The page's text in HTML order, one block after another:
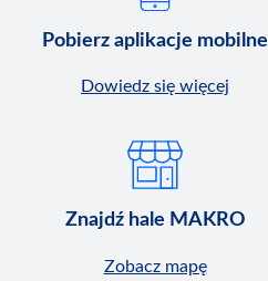
Pobierz aplikacje mobilne
Dowiedz się więcej
Znajdź hale MAKRO
Zobacz mapę